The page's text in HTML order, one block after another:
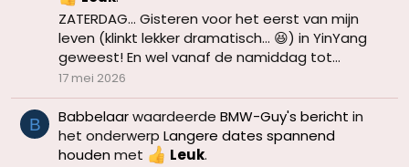
ZATERDAG… Gisteren voor het eerst van mijn
leven (klinkt lekker dramatisch… 😆) in YinYang
geweest! En wel vanaf de namiddag tot...
17 mei 2026
B Babbelaarwaardeerde BMW-Guy's bericht in
het onderwerp Langere dates spannend
houden met Leuk.